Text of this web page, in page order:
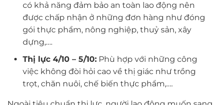
có khả năng đảm bảo an toàn lao động nên
được chấp nhận ở những đơn hàng như đóng
gói thực phẩm, nông nghiệp, thuỷ sản, xây
dựng,….
Thị lực 4/10 – 5/10:Phù hợp với những công
việc không đòi hỏi cao về thị giác như trồng
trọt, chăn nuôi, chế biến thực phẩm,….